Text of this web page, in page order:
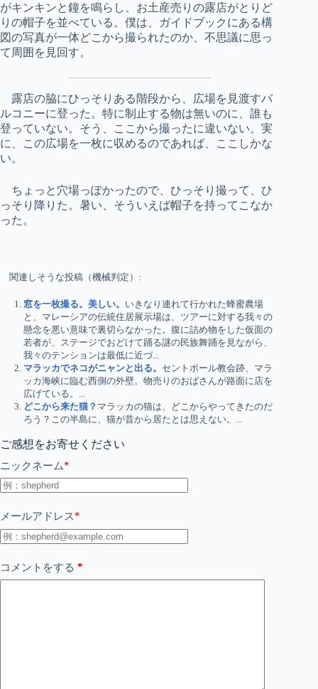
がキンキンと鐘を鳴らし、お土産売りの露店がとりど
りの帽子を並べている。僕は、ガイドブックにある構
図の写真が一体どこから撮られたのか、不思議に思っ
て周囲を見回す。
露店の脇にひっそりある階段から、広場を見渡すバ
ルコニーに登った。特に制止する物は無いのに、誰も
登っていない。そう、ここから撮ったに違いない。実
に、この広場を一枚に収めるのであれば、ここしかな
い。
ちょっと穴場っぽかったので、ひっそり撮って、ひ
っそり降りた。暑い、そういえば帽子を持ってこなか
った。
関連しそうな投稿（機械判定）:
窓を一枚撮る。美しい。 いきなり連れて行かれた蜂蜜農場
と、マレーシアの伝統住居展示場は、ツアーに対する我々の
懸念を悪い意味で裏切らなかった。腹に詰め物をした仮面の
若者が、ステージでおどけて踊る謎の民族舞踊を見ながら、
我々のテンションは最低に近づ...
マラッカでネコがニャンと出る。 セントポール教会跡、マラ
ッカ海峡に臨む西側の外壁。物売りのおばさんが路面に店を
広げている。...
どこから来た猫？ マラッカの猫は、どこからやってきたのだ
ろう？この半島に、猫が昔から居たとは思えない。...
ご感想をお寄せください
ニックネーム*
メールアドレス*
コメントをする *